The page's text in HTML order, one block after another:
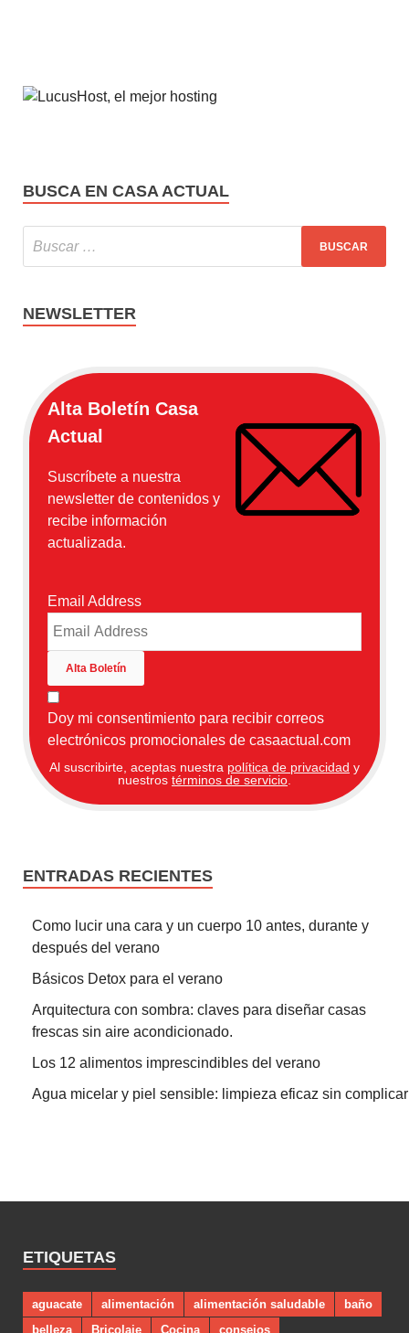
BUSCA EN CASA ACTUAL
NEWSLETTER
Alta Boletín Casa
Actual
Suscríbete a nuestra
newsletter de contenidos y
recibe información
actualizada.
Email Address
Doy mi consentimiento para recibir correos
electrónicos promocionales de casaactual.com
Al suscribirte, aceptas nuestra política de privacidad y
nuestros términos de servicio
ENTRADAS RECIENTES
Como lucir una cara y un cuerpo 10 antes, durante y
después del verano
Básicos Detox para el verano
Arquitectura con sombra: claves para diseñar casas
frescas sin aire acondicionado.
Los 12 alimentos imprescindibles del verano
Agua micelar y piel sensible: limpieza eficaz sin
ETIQUETAS
aguacate alimentación alimentación saludable
baño
belleza
Bricolaje Cocina consejos